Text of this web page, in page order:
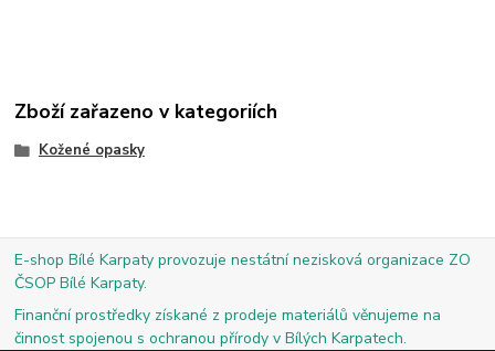
Zboží zařazeno v kategoriích
Kožené opasky
E-shop Bílé Karpaty provozuje nestátní nezisková organizace ZO
ČSOP Bílé Karpaty.
Finanční prostředky získané z prodeje materiálů věnujeme na
činnost spojenou s ochranou přírody v Bílých Karpatech.